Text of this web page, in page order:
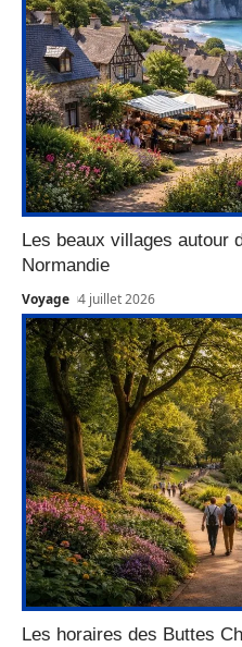
Les beaux villages autour
Normandie
Voyage 4 juillet 2026
Les horaires des Buttes